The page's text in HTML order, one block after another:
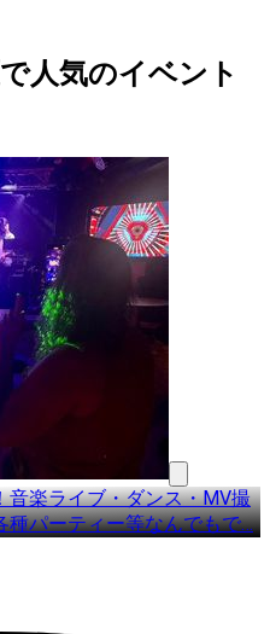
人気のイベント
音楽ライブ・ダンス・MV撮
種パーティー等なんでもで…